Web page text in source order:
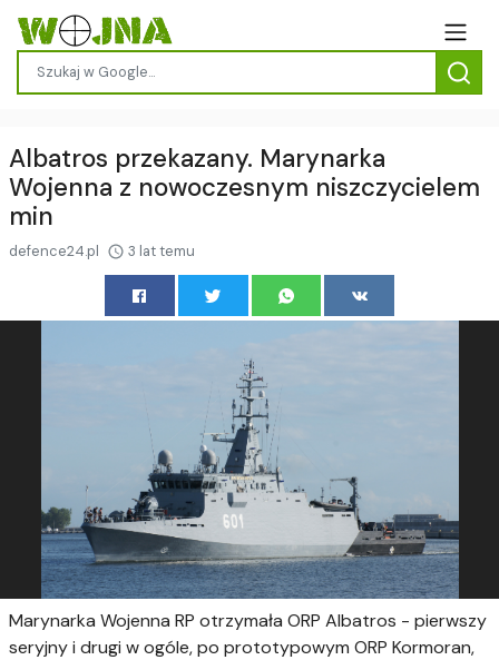
Albatros przekazany. Marynarka
Wojenna z nowoczesnym niszczycielem
min
defence24.pl 3 lat temu
Marynarka Wojenna RP otrzymała ORP Albatros - pierwszy
seryjny i drugi w ogóle, po prototypowym ORP Kormoran,